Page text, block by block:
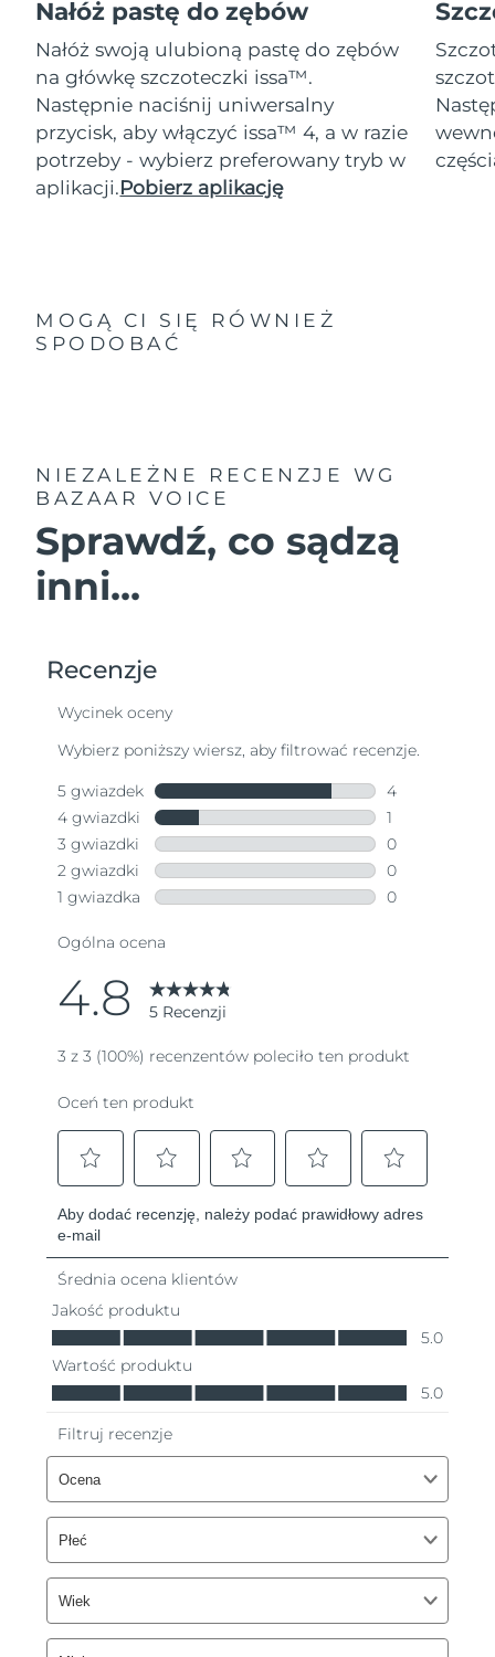
Nałóż pastę do zębów
Nałóż swoją ulubioną pastę do zębów
na główkę szczoteczki issa™.
Następnie naciśnij uniwersalny
przycisk, aby włączyć issa™ 4, a w razie
potrzeby - wybierz preferowany tryb w
aplikacji.Pobierz aplikację
MOGĄ CI SIĘ RÓWNIEŻ
SPODOBAĆ
NIEZALEŻNE RECENZJE
WG
BAZAAR VOICE
Sprawdź, co sądzą
inni...